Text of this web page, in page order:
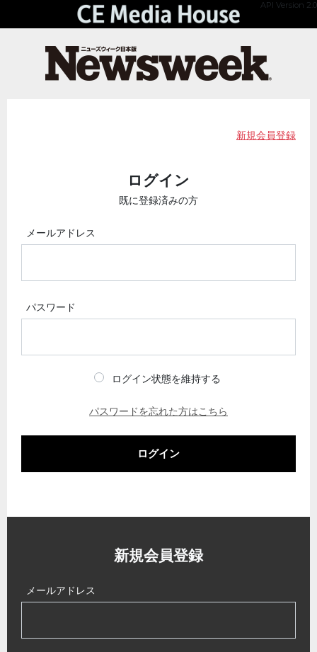
API Version 2.0
新規会員登録
ログイン
既に登録済みの方
メールアドレス
パスワード
ログイン状態を維持する
パスワードを忘れた方はこちら
ログイン
新規会員登録
メールアドレス